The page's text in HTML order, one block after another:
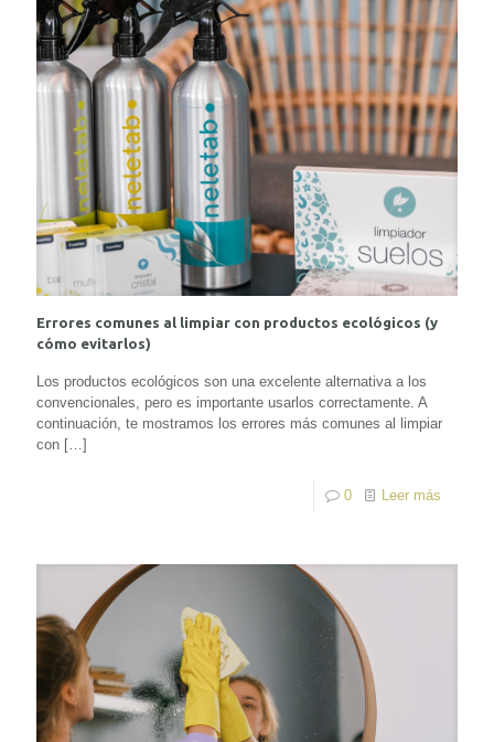
Errores comunes al limpiar con productos ecológicos (y
cómo evitarlos)
Los productos ecológicos son una excelente alternativa a los
convencionales, pero es importante usarlos correctamente. A
continuación, te mostramos los errores más comunes al limpiar
con […]
0 Leer más